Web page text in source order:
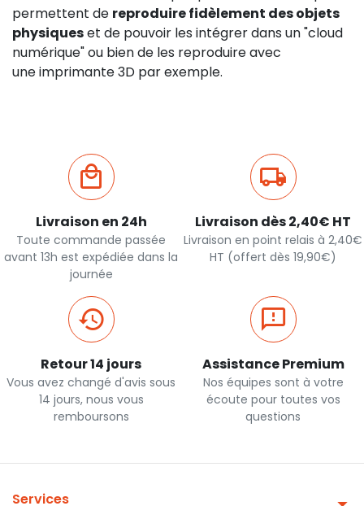
permettent de reproduire fidèlement des objets
physiqueset de pouvoir les intégrer dans un "cloud
numérique" ou bien de les reproduire avec
une imprimante 3D par exemple.
Livraison en 24h
Toute commande passée
avant 13h est expédiée dans la
journée
Livraison dès 2,40€ HT
Livraison en point relais à 2,40€
HT (offert dès 19,90€)
Retour 14 jours
Vous avez changé d'avis sous
14 jours, nous vous
remboursons
Assistance Premium
Nos équipes sont à votre
écoute pour toutes vos
questions
Services